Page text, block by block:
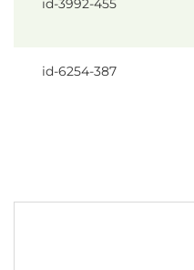
id-3992-455
id-6254-387